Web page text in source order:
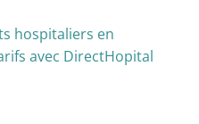
hospitaliers en
avec DirectHopital